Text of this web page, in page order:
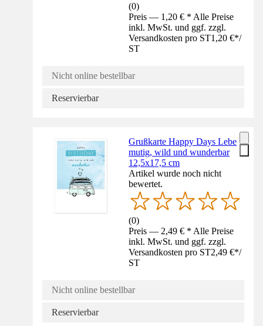
(0)
Preis — 1,20 € * Alle Preise
inkl. MwSt. und ggf. zzgl.
Versandkosten pro ST1,20 €*/
ST
Nicht online bestellbar
Reservierbar
Grußkarte Happy Days Lebe
mutig, wild und wunderbar
12,5x17,5 cm
Artikel wurde noch nicht
bewertet.
(0)
Preis — 2,49 € * Alle Preise
inkl. MwSt. und ggf. zzgl.
Versandkosten pro ST2,49 €*/
ST
Nicht online bestellbar
Reservierbar